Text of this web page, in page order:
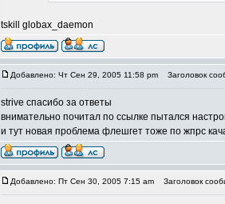
tskill globax_daemon
Добавлено: Чт Сен 29, 2005 11:58 pm Заголовок
strive спасибо за ответы
внимательно почитал по ссылке пытался
и тут новая проблема флешгет тоже по жпрс
Добавлено: Пт Сен 30, 2005 7:15 am Заголовок